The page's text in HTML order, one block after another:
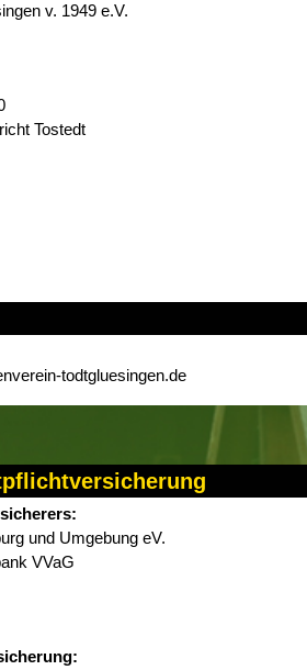
v. 1949 e.V.
Tostedt
todtgluesingen.de
und Umgebung eV.
VVaG